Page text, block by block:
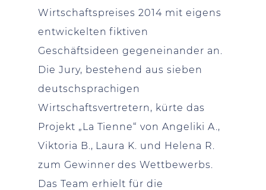
Wirtschaftspreises 2014 mit eigens
entwickelten fiktiven
Geschäftsideen gegeneinander an.
Die Jury, bestehend aus sieben
deutschsprachigen
Wirtschaftsvertretern, kürte das
Projekt „La Tienne“ von Angeliki A.,
Viktoria B., Laura K. und Helena R.
zum Gewinner des Wettbewerbs.
Das Team erhielt für die